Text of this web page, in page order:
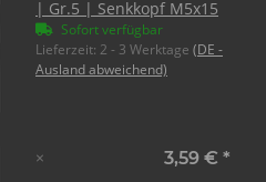
| Gr.5 | Senkkopf M5x15
Sofort verfügbar
Lieferzeit: 2 - 3 Werktage (DE -
Ausland abweichend)
× 3,59 € *